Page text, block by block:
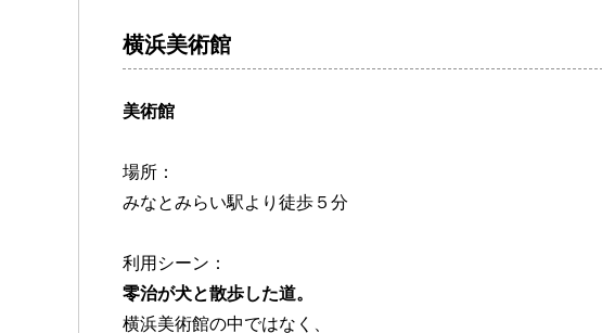
横浜美術館
美術館
場所：
みなとみらい駅より徒歩５分
利用シーン：
零治が犬と散歩した道。
横浜美術館の中ではなく、